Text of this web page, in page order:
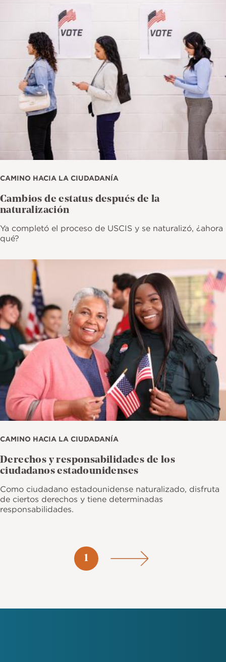
CAMINO HACIA LA CIUDADANÍA
Cambios de estatus después de la
naturalización
Ya completó el proceso de USCIS y se naturalizó, ¿ahora
qué?
CAMINO HACIA LA CIUDADANÍA
Derechos y responsabilidades de los
ciudadanos estadounidenses
Como ciudadano estadounidense naturalizado, disfruta
de ciertos derechos y tiene determinadas
responsabilidades.
Página
1